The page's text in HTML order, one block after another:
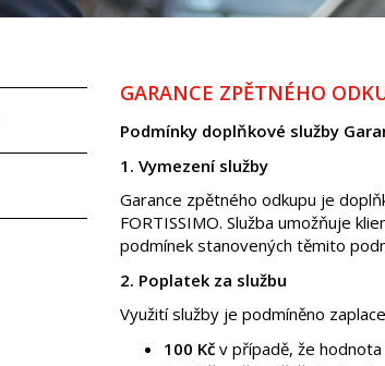
GARANCE ZPĚTNÉHO
Podmínky doplňkové služby
1. Vymezení služby
Garance zpětného odkupu je
FORTISSIMO. Služba umožňuje
podmínek stanovených těmito
2. Poplatek za službu
Využití služby je podmíněno
100 Kč v případě, že